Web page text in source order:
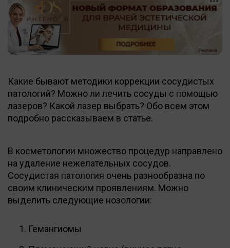
Какие бывают методики коррекции сосудистых
патологий? Можно ли лечить сосуды с помощью
лазеров? Какой лазер выбрать? Обо всем этом
подробно рассказываем в статье.
В косметологии множество процедур направлено
на удаление нежелательных сосудов.
Сосудистая патология очень разнообразна по
своим клиническим проявлениям. Можно
выделить следующие нозологии:
Гемангиомы